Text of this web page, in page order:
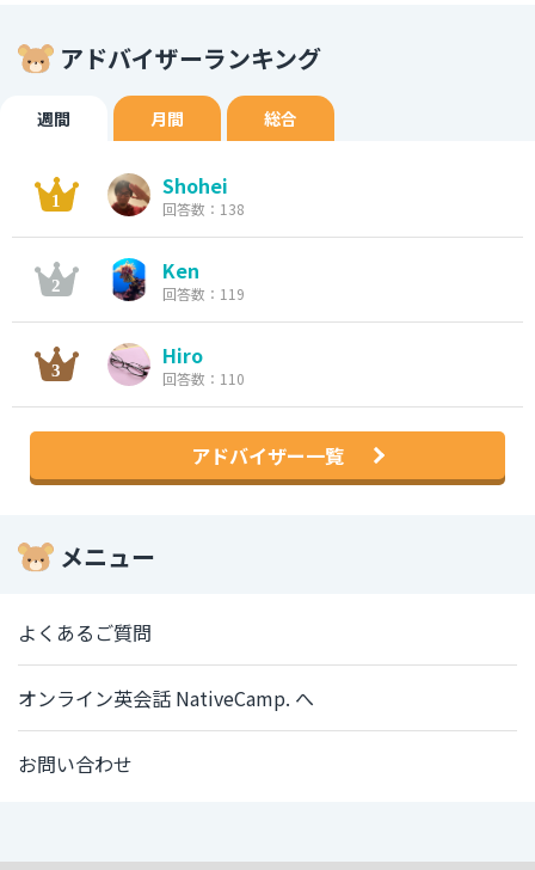
アドバイザーランキング
週間 月間 総合
Shohei
回答数：138
Ken
回答数：119
Hiro
回答数：110
アドバイザー一覧
メニュー
よくあるご質問
オンライン英会話 NativeCamp. へ
お問い合わせ